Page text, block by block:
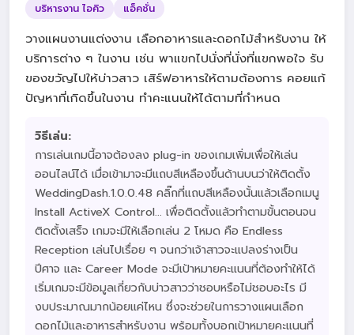
บริหารงาน ไอคิว
แอ็คชั่น
วางแผนงานแต่งงาน เลือกอาหารและดอกไม้สำหรับงาน ให้
บริการต่าง ๆ ในงาน เช่น พาแขกไปนั่งที่นั่งที่แขกพอใจ รับ
ของขวัญไปให้บ่าวสาว เสิร์ฟอาหารให้ตามต้องการ คอยแก้
ปัญหาที่เกิดขึ้นในงาน ทำคะแนนให้ได้ตามที่กำหนด
วิธีเล่น:
การเล่นเกมนี้อาจต้องลง plug-in ของเกมเพิ่มเพื่อให้เล่น
ออนไลน์ได้ เมื่อเข้ามาจะมีแถบสีเหลืองขึ้นด้านบนว่าให้ติดตั้ง
WeddingDash.1.0.0.48 คลิ๊กที่แถบสีเหลืองนั้นแล้วเลือกเมนู
Install ActiveX Control... เพื่อติดตั้งแล้วทำตามขั้นตอนจน
ติดตั้งเสร็จ เกมจะมีให้เลือกเล่น 2 โหมด คือ Endless
Reception เล่นไปเรื่อย ๆ จนกว่าเจ้าสาวจะแปลงร่างเป็น
ปีศาจ และ Career Mode จะมีเป้าหมายคะแนนที่ต้องทำให้ได้
เริ่มเกมจะมีข้อมูลเกี่ยวกับบ่าวสาวว่าชอบหรือไม่ชอบอะไร มี
งบประมาณมากน้อยแค่ไหน ซึ่งจะช่วยในการวางแผนเลือก
ดอกไม้และอาหารสำหรับงาน พร้อมทั้งบอกเป้าหมายคะแนนที่